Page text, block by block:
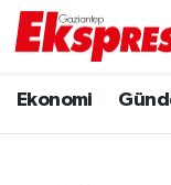
Ekonomi
Ekonomi
Trafik